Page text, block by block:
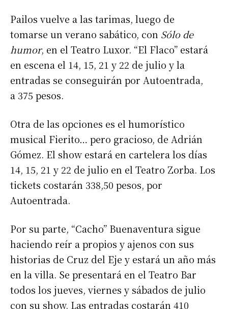
Pailos vuelve a las tarimas, luego de
tomarse un verano sabático, con Sólo de
humor, en el Teatro Luxor. “El Flaco” estará
en escena el 14, 15, 21 y 22 de julio y la
entradas se conseguirán por Autoentrada,
a 375 pesos.
Otra de las opciones es el humorístico
musical Fierito… pero gracioso, de Adrián
Gómez. El show estará en cartelera los días
14, 15, 21 y 22 de julio en el Teatro Zorba. Los
tickets costarán 338,50 pesos, por
Autoentrada.
Por su parte, “Cacho” Buenaventura sigue
haciendo reír a propios y ajenos con sus
historias de Cruz del Eje y estará un año más
en la villa. Se presentará en el Teatro Bar
todos los jueves, viernes y sábados de julio
con su show. Las entradas costarán 410